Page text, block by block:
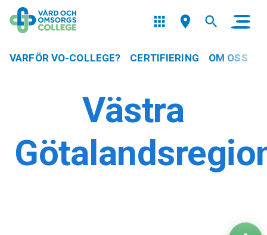
VARFÖR VO-COLLEGE? CERTIFIERING OM OSS
Västra